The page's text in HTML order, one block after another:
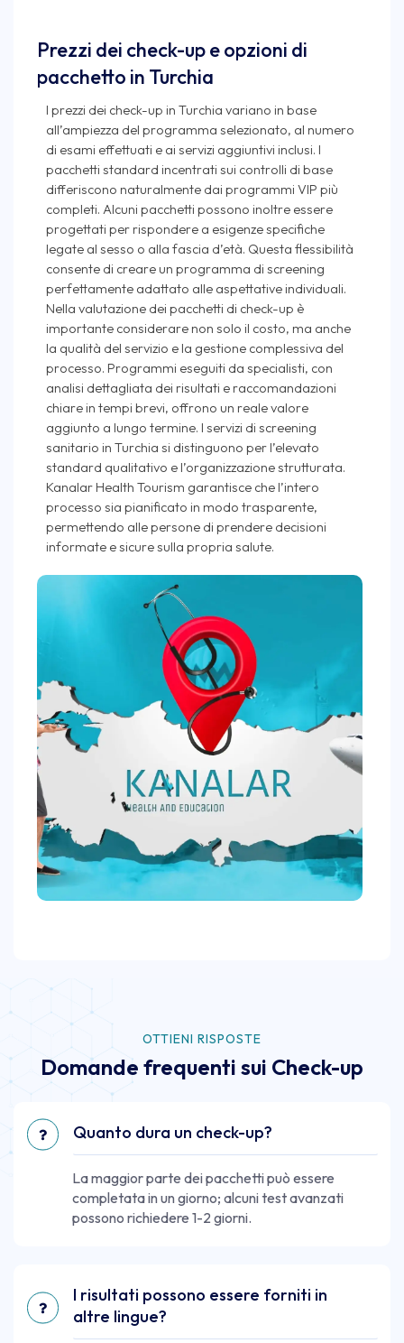
Prezzi dei check-up e opzioni di
pacchetto in Turchia
I prezzi dei check-up in Turchia variano in base
all’ampiezza del programma selezionato, al numero
di esami effettuati e ai servizi aggiuntivi inclusi. I
pacchetti standard incentrati sui controlli di base
differiscono naturalmente dai programmi VIP più
completi. Alcuni pacchetti possono inoltre essere
progettati per rispondere a esigenze specifiche
legate al sesso o alla fascia d’età. Questa flessibilità
consente di creare un programma di screening
perfettamente adattato alle aspettative individuali.
Nella valutazione dei pacchetti di check-up è
importante considerare non solo il costo, ma anche
la qualità del servizio e la gestione complessiva del
processo. Programmi eseguiti da specialisti, con
analisi dettagliata dei risultati e raccomandazioni
chiare in tempi brevi, offrono un reale valore
aggiunto a lungo termine. I servizi di screening
sanitario in Turchia si distinguono per l’elevato
standard qualitativo e l’organizzazione strutturata.
Kanalar Health Tourism garantisce che l’intero
processo sia pianificato in modo trasparente,
permettendo alle persone di prendere decisioni
informate e sicure sulla propria salute.
OTTIENI RISPOSTE
Domande frequenti sui Check-up
Quanto dura un check-up?
La maggior parte dei pacchetti può essere
completata in un giorno; alcuni test avanzati
possono richiedere 1-2 giorni.
I risultati possono essere forniti in
altre lingue?